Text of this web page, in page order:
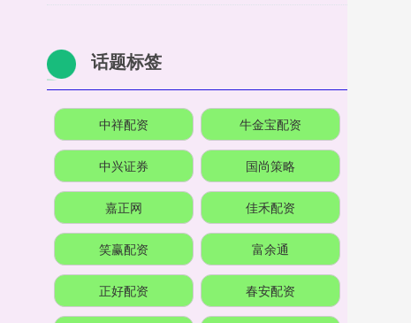
话题标签
中祥配资 牛金宝配资
中兴证券 国尚策略
嘉正网 佳禾配资
笑赢配资 富余通
正好配资 春安配资